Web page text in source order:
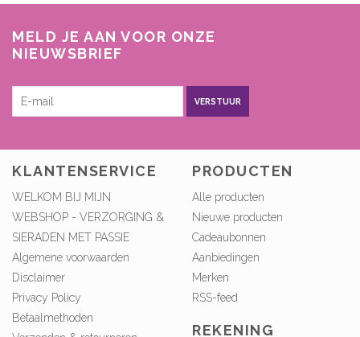
MELD JE AAN VOOR ONZE
NIEUWSBRIEF
VERSTUUR
KLANTENSERVICE
WELKOM BIJ MIJN
WEBSHOP - VERZORGING &
SIERADEN MET PASSIE
Algemene voorwaarden
Disclaimer
Privacy Policy
Betaalmethoden
PRODUCTEN
Alle producten
Nieuwe producten
Cadeaubonnen
Aanbiedingen
Merken
RSS-feed
REKENING